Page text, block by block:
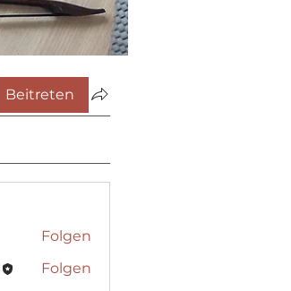
Beitreten
Folgen
Folgen